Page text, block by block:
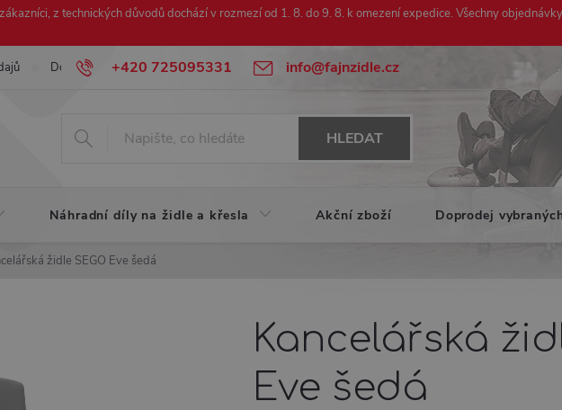
z technických důvodů dochází v rozmezí od 1. 8. do 9. 8. k omezení expedice. Všechny
+420 725095331 info@fajnzidle.cz
Doprava zdarma Urychlená reklamace
HLEDAT
Náhradní díly na židle a křesla Akční zboží Doprodej
židle SEGO Eve šedá
Kancelářská
Eve šedá